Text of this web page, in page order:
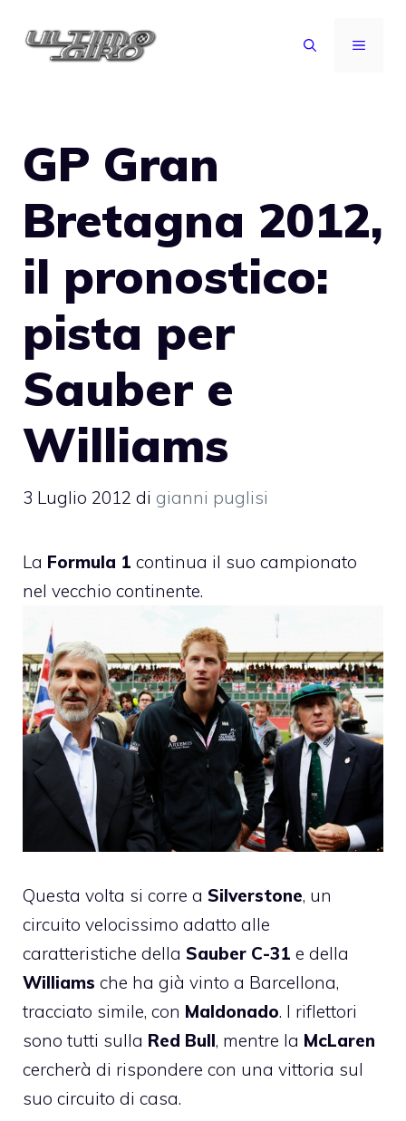
MENU
GP Gran
Bretagna 2012,
il pronostico:
pista per
Sauber e
Williams
3 Luglio 2012 di gianni puglisi
La Formula 1 continua il suo campionato
nel vecchio continente.
Questa volta si corre a Silverstone, un
circuito velocissimo adatto alle
caratteristiche della Sauber C-31 e della
Williams che ha già vinto a Barcellona,
tracciato simile, con Maldonado. I riflettori
sono tutti sulla Red Bull, mentre la McLaren
cercherà di rispondere con una vittoria sul
suo circuito di casa.